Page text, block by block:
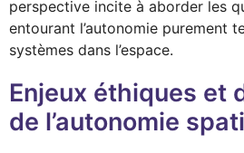
perspective incite à aborder les
entourant l’autonomie purement
systèmes dans l’espace.
Enjeux éthiques et
de l’autonomie